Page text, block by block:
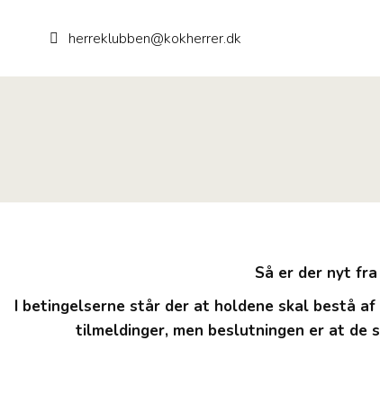
herreklubben@kokherrer.dk
Så er der nyt
I betingelserne står der at holdene skal bestå
tilmeldinger, men beslutningen er at de